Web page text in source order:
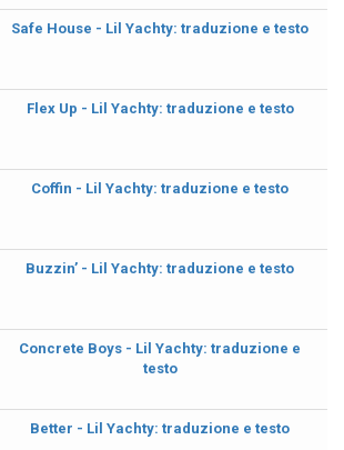
Safe House - Lil Yachty: traduzione e testo
Flex Up - Lil Yachty: traduzione e testo
Coffin - Lil Yachty: traduzione e testo
Buzzin’ - Lil Yachty: traduzione e testo
Concrete Boys - Lil Yachty: traduzione e
testo
Better - Lil Yachty: traduzione e testo